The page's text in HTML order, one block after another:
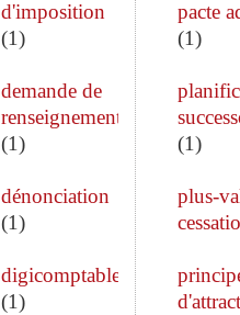
d'imposition
(1)
demande de
renseignements
(1)
dénonciation
(1)
digicomptable
(1)
pacte
(1)
(1)
plus-